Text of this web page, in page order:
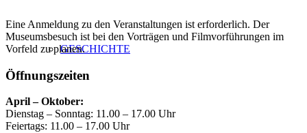
GESCHICHTE
Eine Anmeldung zu den Veranstaltungen ist erforderlich. Der
Museumsbesuch ist bei den Vorträgen und Filmvorführungen im
Vorfeld zu planen.
Öffnungszeiten
April – Oktober:
Dienstag – Sonntag: 11.00 – 17.00 Uhr
Feiertags: 11.00 – 17.00 Uhr